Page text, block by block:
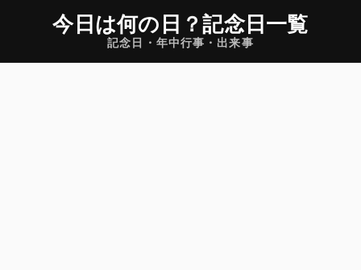
今日は何の日 ？記念日一覧
記念日・年中行事・出来事